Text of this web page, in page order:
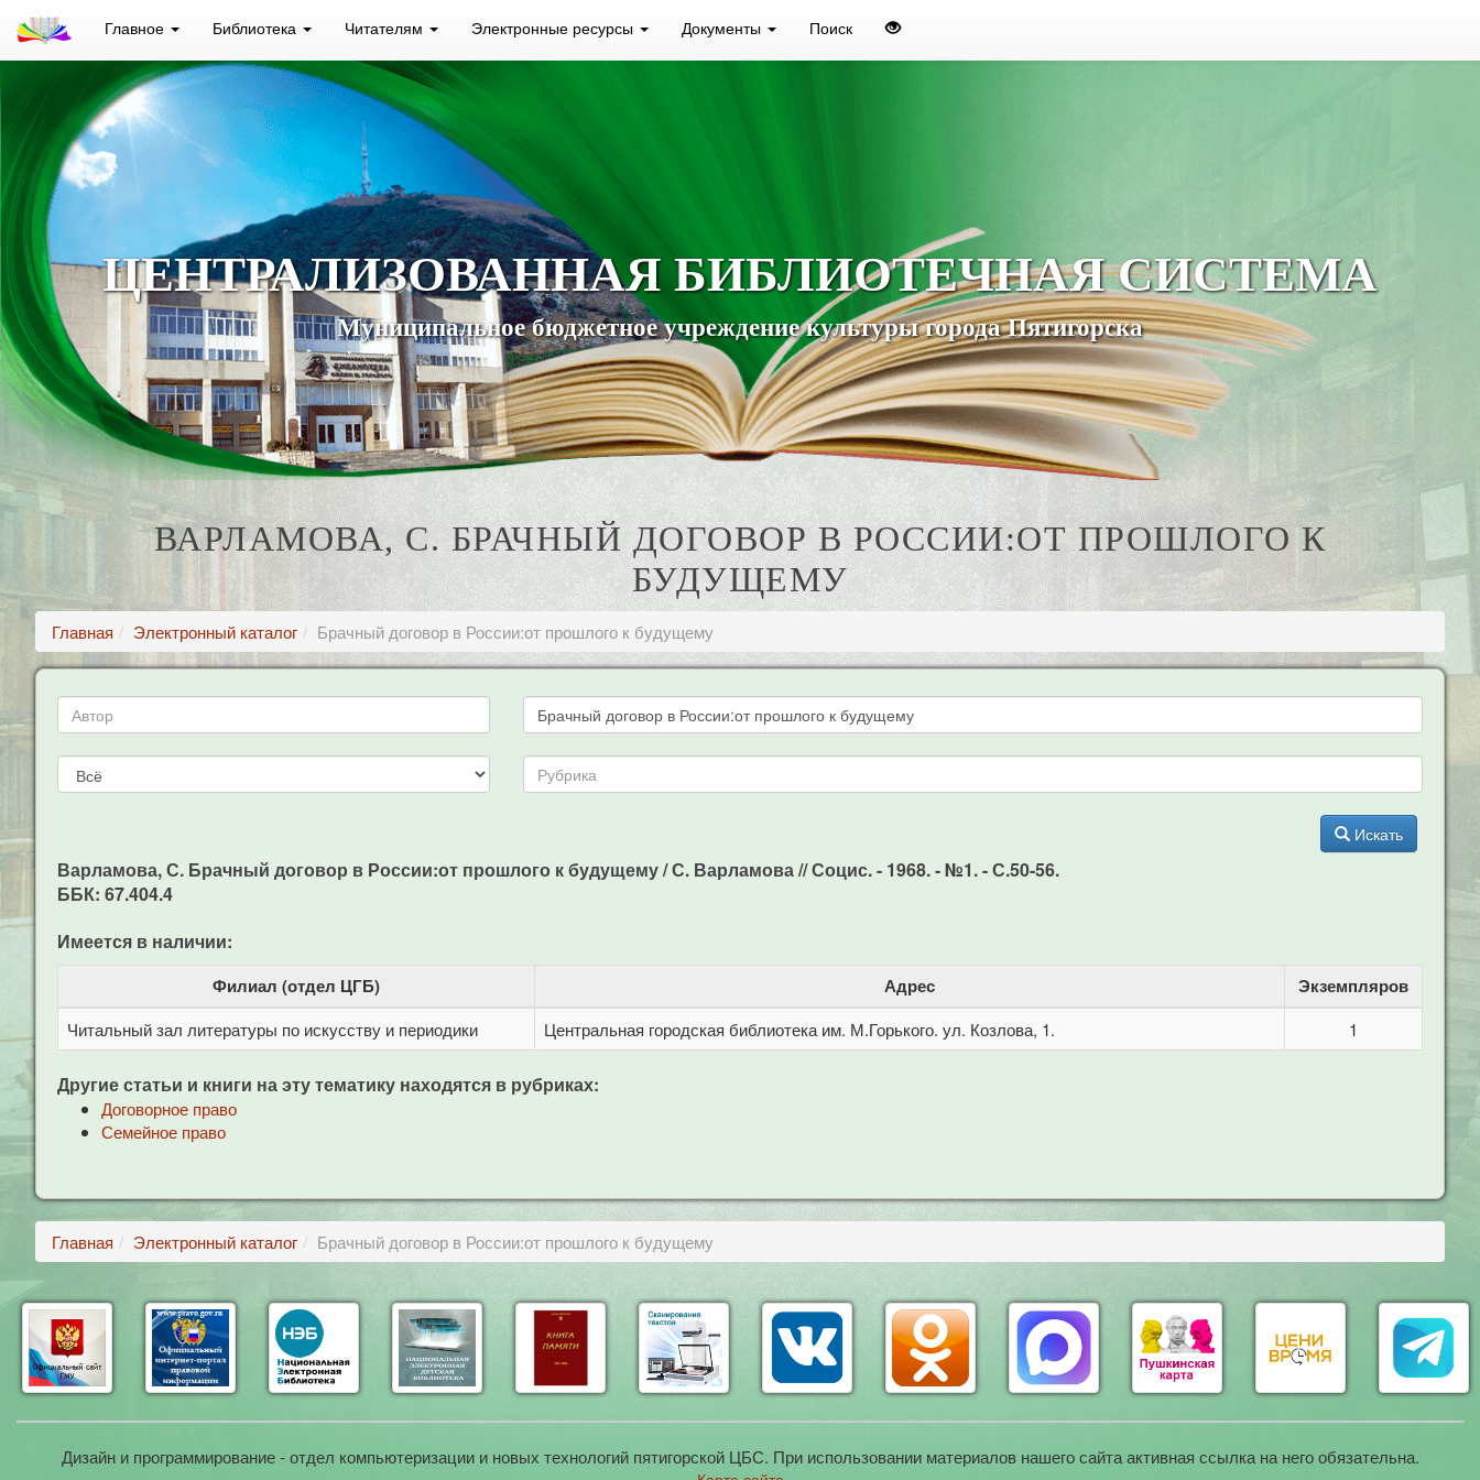
Главное Библиотека Читателям Электронные ресурсы Документы Поиск
ЦЕНТРАЛИЗОВАННАЯ БИБЛИОТЕЧНАЯ СИСТЕМА
Муниципальное бюджетное учреждение культуры города Пятигорска
ВАРЛАМОВА, С. БРАЧНЫЙ ДОГОВОР В РОССИИ:ОТ ПРОШЛОГО К
БУДУЩЕМУ
Главная Электронный каталог Брачный договор в России:от прошлого к будущему
Искать
Варламова, С. Брачный договор в России:от прошлого к будущему / С. Варламова // Социс. - 1968. - №1. - С.50-56.
ББК: 67.404.4
Имеется в наличии:
Филиал (отдел ЦГБ) Адрес Экземпляров
Читальный зал литературы по искусству и периодики Центральная городская библиотека им. М.Горького. ул. Козлова, 1. 1
Другие статьи и книги на эту тематику находятся в рубриках:
Договорное право
Семейное право
Главная Электронный каталог Брачный договор в России:от прошлого к будущему
Дизайн и программирование - отдел компьютеризации и новых технологий пятигорской ЦБС. При использовании материалов нашего сайта активная ссылка на него обязательна.